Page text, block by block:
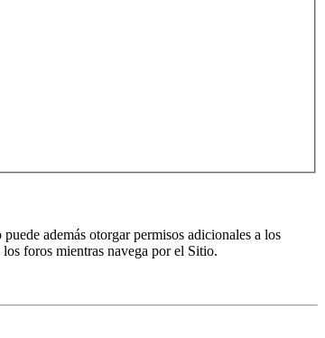
además otorgar permisos adicionales a los
foros mientras navega por el Sitio.